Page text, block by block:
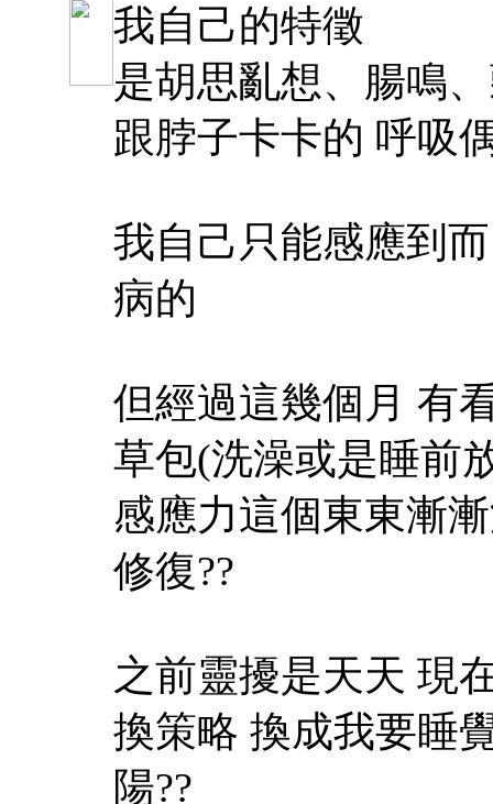
我自己的特徵
是胡思亂想、腸鳴
跟脖子卡卡的 呼吸
我自己只能感應到
病的
但經過這幾個月 有
草包(洗澡或是睡前
感應力這個東東漸
修復??
之前靈擾是天天 現
換策略 換成我要睡
陽??